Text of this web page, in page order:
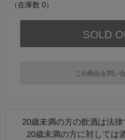
（在庫数 0）
この商品を問い
必須
20歳未満の方の飲酒は法
20歳未満の方に対しては